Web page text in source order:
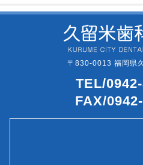
〒830-0013 福岡県
TEL/
FAX/